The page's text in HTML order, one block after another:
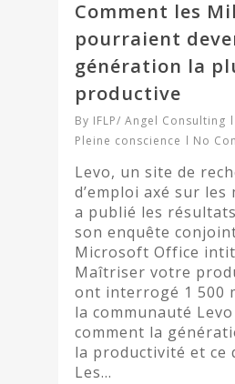
Comment les
pourraient
génération la
productive
By IFLP/ Angel Consulting
Pleine conscience
No
Levo, un site de
d’emploi axé sur les
a publié les
son enquête
Microsoft Office
Maîtriser votre
ont interrogé 1 500
la communauté
comment la
la productivité et ce
Les…